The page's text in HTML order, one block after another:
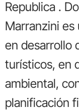
Republica .
Marranzini es
en desarrollo
turísticos, en
ambiental,
planificación